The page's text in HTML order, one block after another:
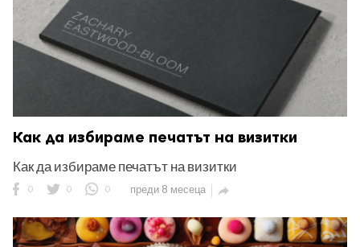
Как да избираме печатът на визитки
Как да избираме печатът на визитки
0 0 0 преди 8 месеца 